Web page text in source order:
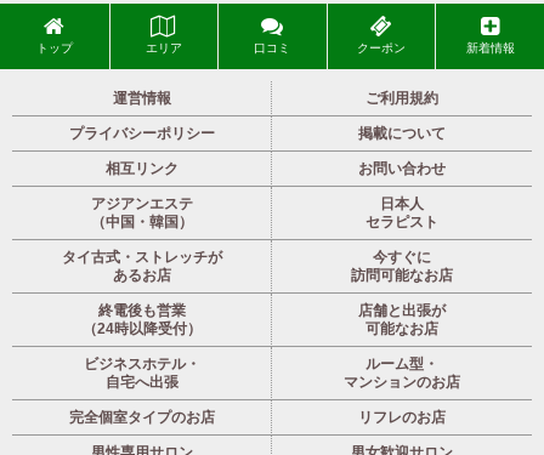
トップ エリア 口コミ クーポン 新着情報
運営情報 ご利用規約
プライバシーポリシー 掲載について
相互リンク お問い合わせ
アジアンエステ
（中国・韓国）
日本人
セラピスト
タイ古式・ストレッチが
あるお店
今すぐに
訪問可能なお店
終電後も営業
（24時以降受付）
店舗と出張が
可能なお店
ビジネスホテル・
自宅へ出張
ルーム型・
マンションのお店
完全個室タイプのお店 リフレのお店